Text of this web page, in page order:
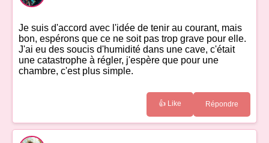
Je suis d'accord avec l'idée de tenir au courant, mais
bon, espérons que ce ne soit pas trop grave pour elle.
J'ai eu des soucis d'humidité dans une cave, c'était
une catastrophe à régler, j'espère que pour une
chambre, c'est plus simple.
👍 Like Répondre